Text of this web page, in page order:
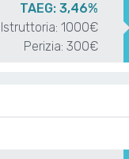
TAEG: 3,46%
Istruttoria: 1000€
Perizia: 300€